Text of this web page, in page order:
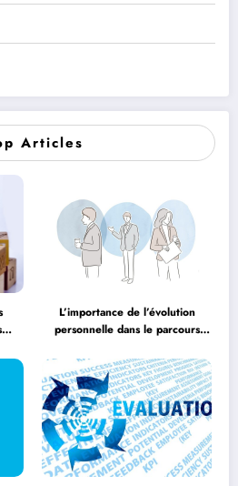
Articles
L’importance de l’évolution
personnelle dans le parcours